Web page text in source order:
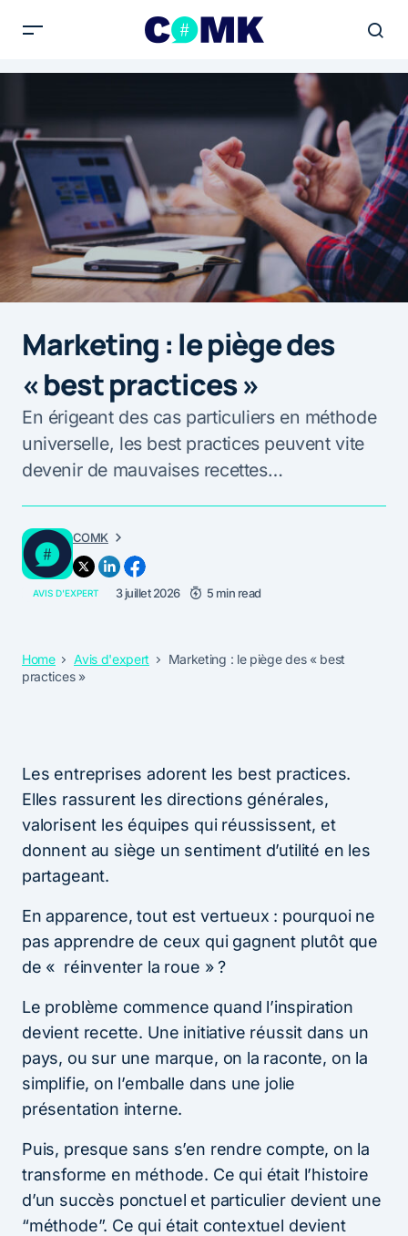
Marketing : le piège des
« best practices »
En érigeant des cas particuliers en méthode
universelle, les best practices peuvent vite
devenir de mauvaises recettes…
COMK
AVIS D'EXPERT 3 juillet 2026 5 min read
Home Avis d'expert
Marketing : le piège des « best
practices »
Les entreprises adorent les best practices.
Elles rassurent les directions générales,
valorisent les équipes qui réussissent, et
donnent au siège un sentiment d’utilité en les
partageant.
En apparence, tout est vertueux : pourquoi ne
pas apprendre de ceux qui gagnent plutôt que
de « réinventer la roue » ?
Le problème commence quand l’inspiration
devient recette. Une initiative réussit dans un
pays, ou sur une marque, on la raconte, on la
simplifie, on l’emballe dans une jolie
présentation interne.
Puis, presque sans s’en rendre compte, on la
transforme en méthode. Ce qui était l’histoire
d’un succès ponctuel et particulier devient une
“méthode”. Ce qui était contextuel devient